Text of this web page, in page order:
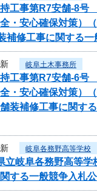
持工事第R7安舗-8
・安心確保対策）（
修工事に関する一
岐阜土木事務所
持工事第R7安舗-6
・安心確保対策）
装補修工事に関す
岐阜各務野高等学校
立岐阜各務野高等学
する一般競争入札